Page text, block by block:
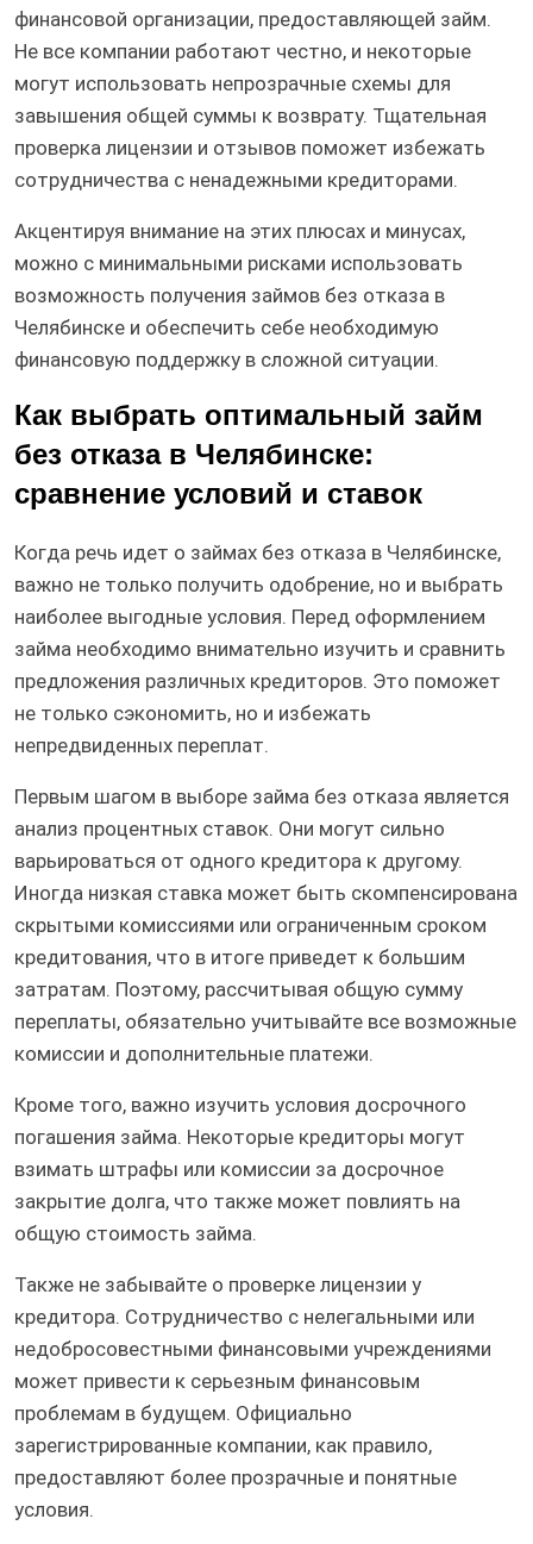
финансовой организации, предоставляющей займ.
Не все компании работают честно, и некоторые
могут использовать непрозрачные схемы для
завышения общей суммы к возврату. Тщательная
проверка лицензии и отзывов поможет избежать
сотрудничества с ненадежными кредиторами.
Акцентируя внимание на этих плюсах и минусах,
можно с минимальными рисками использовать
возможность получения займов без отказа в
Челябинске и обеспечить себе необходимую
финансовую поддержку в сложной ситуации.
Как выбрать оптимальный займ
без отказа в Челябинске:
сравнение условий и ставок
Когда речь идет о займах без отказа в Челябинске,
важно не только получить одобрение, но и выбрать
наиболее выгодные условия. Перед оформлением
займа необходимо внимательно изучить и сравнить
предложения различных кредиторов. Это поможет
не только сэкономить, но и избежать
непредвиденных переплат.
Первым шагом в выборе займа без отказа является
анализ процентных ставок. Они могут сильно
варьироваться от одного кредитора к другому.
Иногда низкая ставка может быть скомпенсирована
скрытыми комиссиями или ограниченным сроком
кредитования, что в итоге приведет к большим
затратам. Поэтому, рассчитывая общую сумму
переплаты, обязательно учитывайте все возможные
комиссии и дополнительные платежи.
Кроме того, важно изучить условия досрочного
погашения займа. Некоторые кредиторы могут
взимать штрафы или комиссии за досрочное
закрытие долга, что также может повлиять на
общую стоимость займа.
Также не забывайте о проверке лицензии у
кредитора. Сотрудничество с нелегальными или
недобросовестными финансовыми учреждениями
может привести к серьезным финансовым
проблемам в будущем. Официально
зарегистрированные компании, как правило,
предоставляют более прозрачные и понятные
условия.